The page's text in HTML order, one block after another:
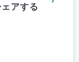
アする